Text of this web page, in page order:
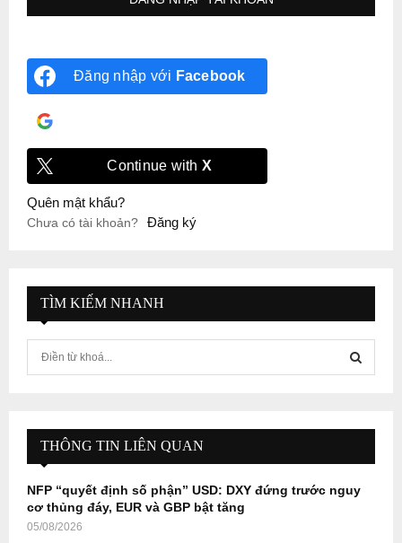
Đăng nhập với Facebook
Continue with X
Quên mật khẩu?
Chưa có tài khoản? Đăng ký
TÌM KIẾM NHANH
f
r
E
A
R
THÔNG TIN LIÊN QUAN
NFP “quyết định số phận” USD: DXY đứng trước nguy
cơ thủng đáy, EUR và GBP bật tăng
05/08/2026